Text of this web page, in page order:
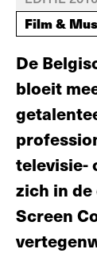
Film &
De
bloeit
televisie-
zich in
Screen